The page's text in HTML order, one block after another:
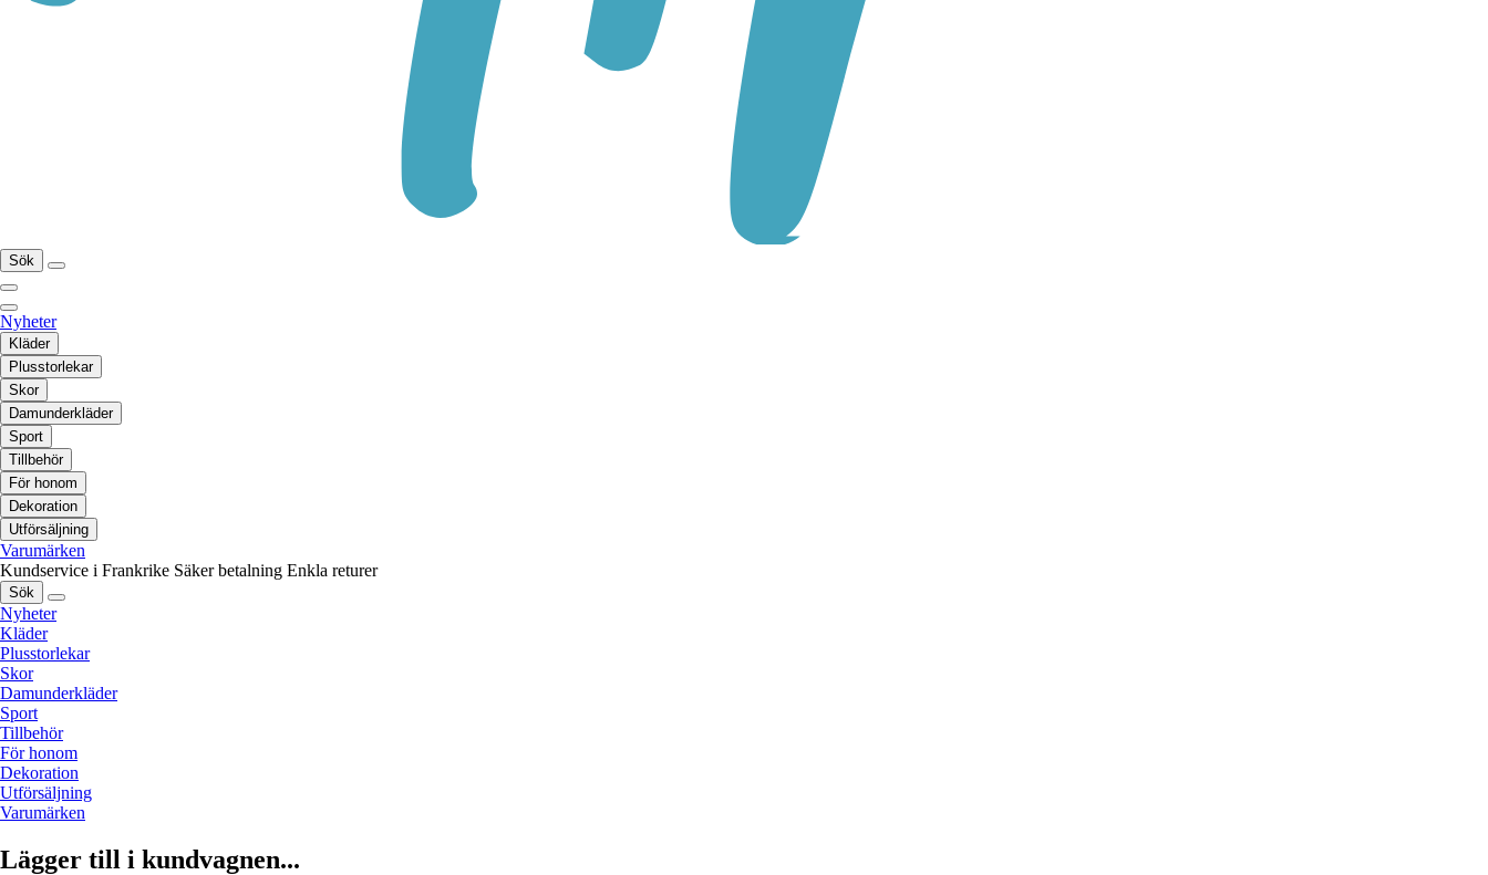
Sök
Nyheter
Kläder
Plusstorlekar
Skor
Damunderkläder
Sport
Tillbehör
För honom
Dekoration
Utförsäljning
Varumärken
Kundservice i Frankrike Säker betalning Enkla returer
Sök
Nyheter
Kläder
Plusstorlekar
Skor
Damunderkläder
Sport
Tillbehör
För honom
Dekoration
Utförsäljning
Varumärken
Lägger till i kundvagnen...